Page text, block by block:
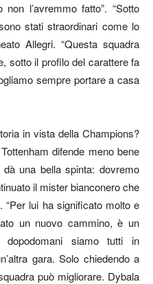
l’avremmo fatto”. “Sotto
stati straordinari come lo
Allegri. “Questa squadra
sotto il profilo del carattere fa
sempre portare a casa
in vista della Champions?
difende meno bene
una bella spinta: dovremo
il mister bianconero che
“Per lui ha significato molto e
un nuovo cammino, è un
siamo tutti in
gara. Solo chiedendo a
può migliorare. Dybala